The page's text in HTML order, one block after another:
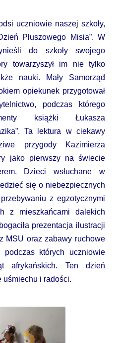
uczniowie naszej szkoły,
Pluszowego Misia”. W
do szkoły swojego
towarzyszył im nie tylko
nauki. Mały Samorząd
opiekunek przygotował
podczas którego
książki Łukasza
Ta lektura w ciekawy
przygody Kazimierza
jako pierwszy na świecie
Dzieci wsłuchane w
się o niebezpiecznych
z egzotycznymi
z mieszkańcami dalekich
prezentacja ilustracji
MSU oraz zabawy ruchowe
podczas których uczniowie
afrykańskich. Ten dzień
uśmiechu i radości.